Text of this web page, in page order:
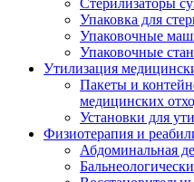
Стерилизаторы
Упаковка для
Упаковочные
Упаковочные
Утилизация
Пакеты и
медицинских
Установки для
Физиотерапия и
Абдоминальная